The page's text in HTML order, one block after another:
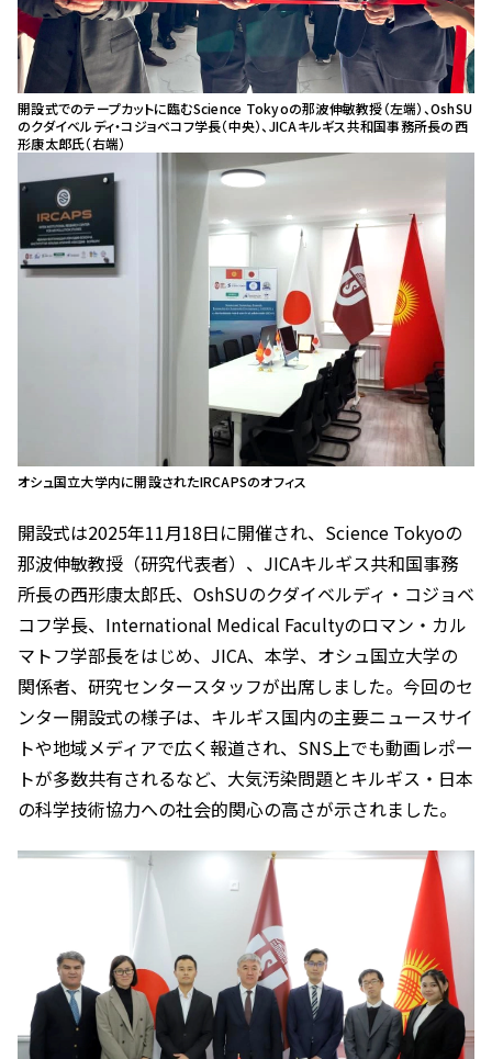
開設式でのテープカットに臨むScience Tokyoの那波伸敏教授（左端）、OshSU
のクダイベルディ・コジョベコフ学長（中央）、JICAキルギス共和国事務所長の西
形康太郎氏（右端）
オシュ国立大学内に開設されたIRCAPSのオフィス
開設式は2025年11月18日に開催され、Science Tokyoの
那波伸敏教授（研究代表者）、JICAキルギス共和国事務
所長の西形康太郎氏、OshSUのクダイベルディ・コジョベ
コフ学長、International Medical Facultyのロマン・カル
マトフ学部長をはじめ、JICA、本学、オシュ国立大学の
関係者、研究センタースタッフが出席しました。今回のセ
ンター開設式の様子は、キルギス国内の主要ニュースサイ
トや地域メディアで広く報道され、SNS上でも動画レポー
トが多数共有されるなど、大気汚染問題とキルギス・日本
の科学技術協力への社会的関心の高さが示されました。